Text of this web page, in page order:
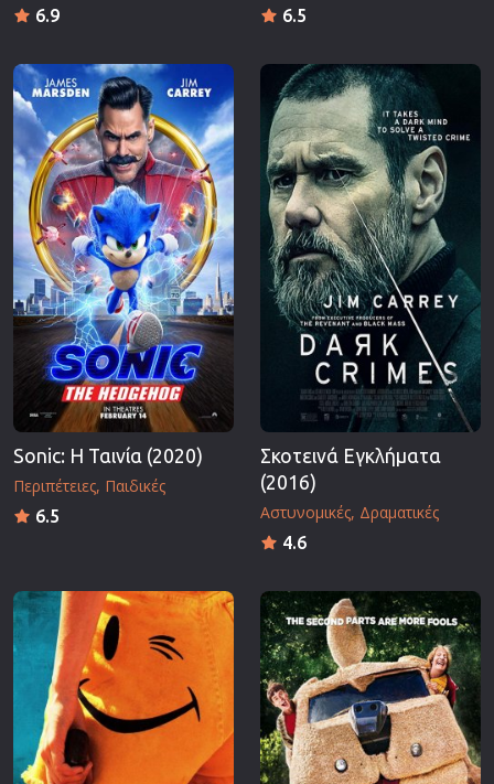
6.9 6.5
Sonic: Η Ταινία (2020)
Περιπέτειες Παιδικές
6.5
Σκοτεινά Εγκλήματα
(2016)
Αστυνομικές Δραματικές
4.6